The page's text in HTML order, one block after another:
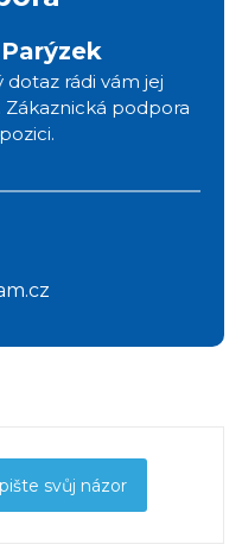
dotaz rádi vám jej
podpora
svůj názor